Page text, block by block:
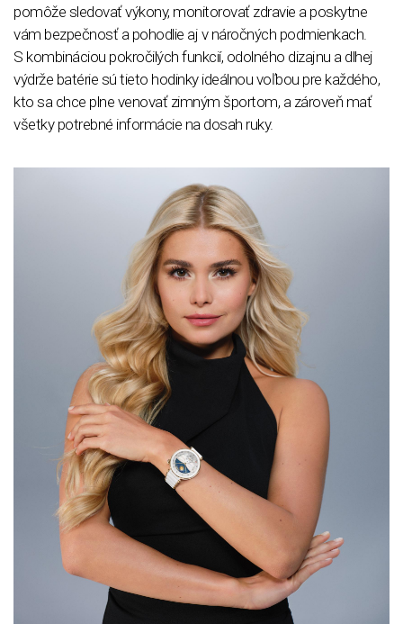
pomôže sledovať výkony, monitorovať zdravie a poskytne
vám bezpečnosť a pohodlie aj v náročných podmienkach.
S kombináciou pokročilých funkcií, odolného dizajnu a dlhej
výdrže batérie sú tieto hodinky ideálnou voľbou pre každého,
kto sa chce plne venovať zimným športom, a zároveň mať
všetky potrebné informácie na dosah ruky.